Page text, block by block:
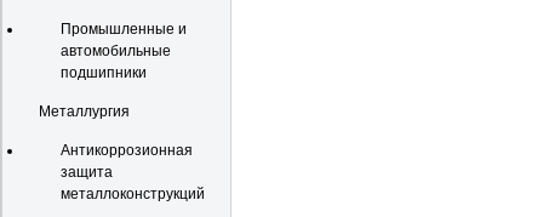
Промышленные и
автомобильные
подшипники
Металлургия
Антикоррозионная
защита
металлоконструкций